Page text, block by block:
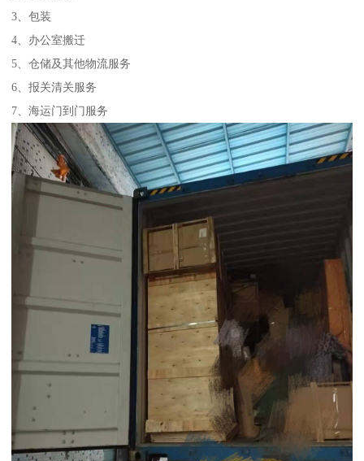
3、包装
4、办公室搬迁
5、仓储及其他物流服务
6、报关清关服务
7、海运门到门服务